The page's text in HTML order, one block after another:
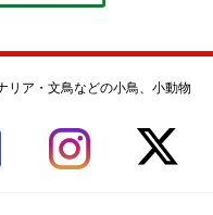
リア・文鳥などの小鳥、小動物